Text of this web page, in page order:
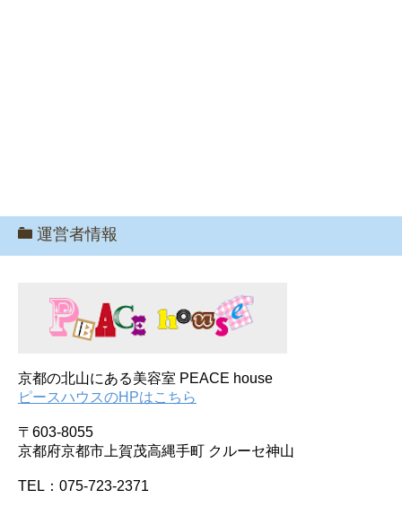
運営者情報
京都の北山にある美容室 PEACE house
ピースハウスのHPはこちら
〒603-8055
京都府京都市上賀茂高縄手町 クルーセ神山
TEL：075-723-2371